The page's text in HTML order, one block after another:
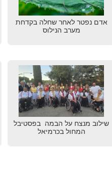
אדם נפטר לאחר שחלה בקדחת
מערב הנילוס
שילוב מנצח על הבמה בפסטיבל
המחול בכרמיאל